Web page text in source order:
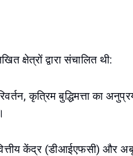
क्षेत्रों द्वारा संचालित थी:
कृत्रिम बुद्धिमत्ता का
वित्तीय केंद्र (डीआईएफसी) और